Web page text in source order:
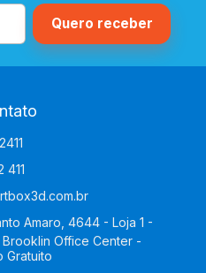
411
Amaro, 4644 - Loja 1 -
Office Center -
Gratuito